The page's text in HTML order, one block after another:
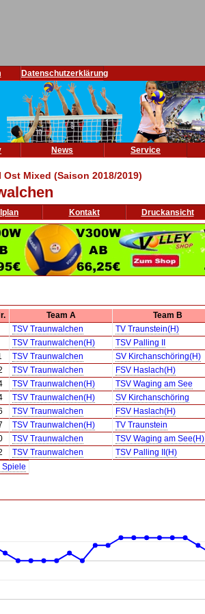
Datenschutzerklärung
News
Service
Mixed (Saison 2018/2019)
Kontakt Druckansicht
Team A Team B
TSV Traunwalchen TV Traunstein(H)
TSV Traunwalchen(H) TSV Palling II
TSV Traunwalchen SV Kirchanschöring(H)
TSV Traunwalchen FSV Haslach(H)
TSV Traunwalchen(H) TSV Waging am See
TSV Traunwalchen(H) SV Kirchanschöring
TSV Traunwalchen FSV Haslach(H)
TSV Traunwalchen(H) TV Traunstein
TSV Traunwalchen TSV Waging am See(H)
TSV Traunwalchen TSV Palling II(H)
Spiele